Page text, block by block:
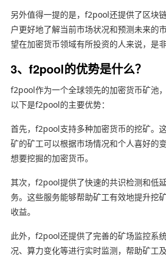
另外值得一提的是，f2pool还提供了区块
户更好地了解当前市场状况和预测未来的
望在加密货币领域有所投资的人来说，是
3、f2pool的优势是什么？
f2pool作为一个全球领先的加密货币矿池
以下是f2pool的主要优势：
首先，f2pool支持多种加密货币的挖矿。
矿的矿工可以根据市场情况和个人喜好的
想要挖掘的加密货币。
其次，f2pool提供了快速的共识检测和低
务。这些服务能够帮助矿工有效地提升挖
收益。
此外，f2pool还提供了完善的矿场监控系
况、算力变化等进行实时监测，帮助矿工